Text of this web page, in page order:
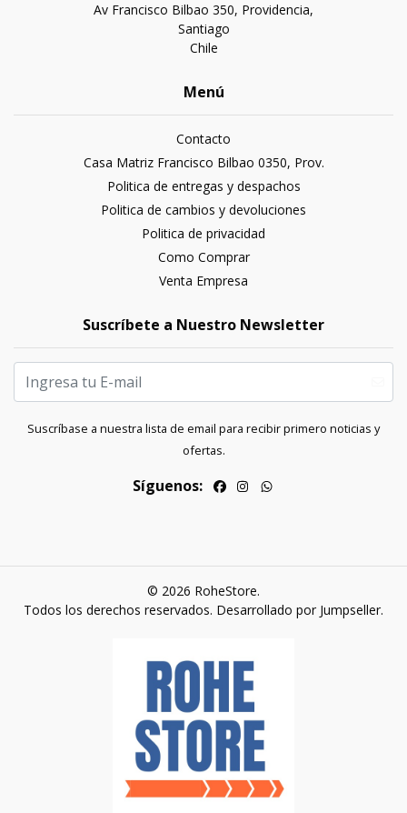
Av Francisco Bilbao 350, Providencia,
Santiago
Chile
Menú
Contacto
Casa Matriz Francisco Bilbao 0350, Prov.
Politica de entregas y despachos
Politica de cambios y devoluciones
Politica de privacidad
Como Comprar
Venta Empresa
Suscríbete a Nuestro Newsletter
Suscríbase a nuestra lista de email para recibir primero noticias y
ofertas.
Síguenos:
© 2026 RoheStore.
Todos los derechos reservados. Desarrollado por Jumpseller.